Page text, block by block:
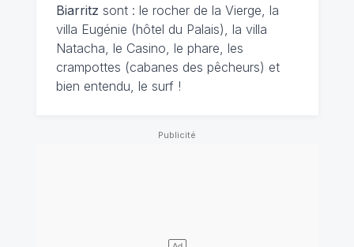
Biarritz sont : le rocher de la Vierge, la
villa Eugénie (hôtel du Palais), la villa
Natacha, le Casino, le phare, les
crampottes (cabanes des pêcheurs) et
bien entendu, le surf !